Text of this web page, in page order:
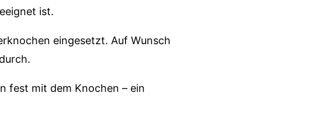
ist.
eingesetzt. Auf Wunsch
fest mit dem Knochen – ein